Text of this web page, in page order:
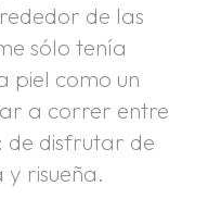
de las
sólo tenía
piel como un
a correr entre
de disfrutar de
risueña.